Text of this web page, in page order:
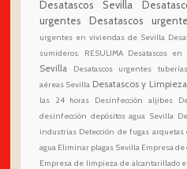
Desatascos Sevilla
urgentes
Desatascos
urgentes en viviendas de Sevilla
sumideros. RESULIMA Desatascos en
Sevilla
Desatascos urgentes tuberías
aéreas Sevilla Desatascos y
las 24 horas
Desinfección aljibes
desinfección depósitos agua Sevilla
industrias Detección de fugas arquetas
agua Eliminar plagas Sevilla Empresa de
Empresa de limpieza de alcantarillado